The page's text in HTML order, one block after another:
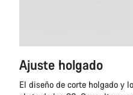
Ajuste holgado
El diseño de corte holgado y